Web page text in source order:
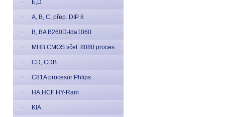
E,D
A, B, C, přep. DIP 8
B, BA B260D-tda1060
MHB CMOS včet. 8080 proces
CD, CDB
C81A procesor Phlips
HA,HCF HY-Ram
KIA